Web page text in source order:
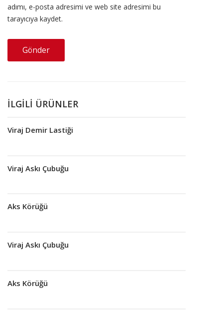
adımı, e-posta adresimi ve web site adresimi bu
tarayıcıya kaydet.
İLGILI ÜRÜNLER
Viraj Demir Lastiği
Viraj Askı Çubuğu
Aks Körüğü
Viraj Askı Çubuğu
Aks Körüğü